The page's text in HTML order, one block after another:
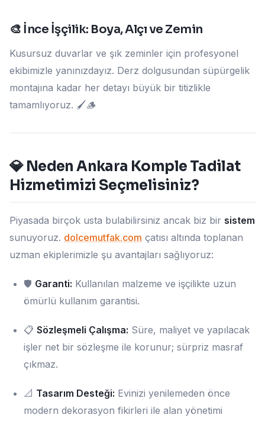
🎨 İnce İşçilik: Boya, Alçı ve Zemin
Kusursuz duvarlar ve şık zeminler için profesyonel
ekibimizle yanınızdayız. Derz dolgusundan süpürgelik
montajına kadar her detayı büyük bir titizlikle
tamamlıyoruz. 🖌️🪵
💎 Neden Ankara Komple Tadilat
Hizmetimizi Seçmelisiniz?
Piyasada birçok usta bulabilirsiniz ancak biz bir sistem
sunuyoruz. dolcemutfak.com çatısı altında toplanan
uzman ekiplerimizle şu avantajları sağlıyoruz:
🛡️ Garanti: Kullanılan malzeme ve işçilikte uzun
ömürlü kullanım garantisi.
📋 Sözleşmeli Çalışma: Süre, maliyet ve yapılacak
işler net bir sözleşme ile korunur; sürpriz masraf
çıkmaz.
📐 Tasarım Desteği: Evinizi yenilemeden önce
modern dekorasyon fikirleri ile alan yönetimi